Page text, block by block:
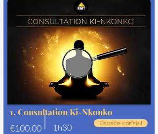
1. Consultation Ki-Nkonko
€100.00
1h30 Espace conseil